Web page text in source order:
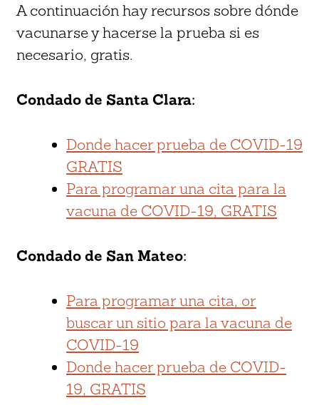
A continuación hay recursos sobre dónde
vacunarse y hacerse la prueba si es
necesario, gratis.
Condado de Santa Clara:
Donde hacer prueba de COVID-19
GRATIS
Para programar una cita para la
vacuna de COVID-19, GRATIS
Condado de San Mateo:
Para programar una cita, or
buscar un sitio para la vacuna de
COVID-19
Donde hacer prueba de COVID-
19, GRATIS